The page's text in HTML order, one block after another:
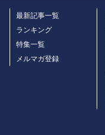
最新記事一覧
ランキング
特集一覧
メルマガ登録